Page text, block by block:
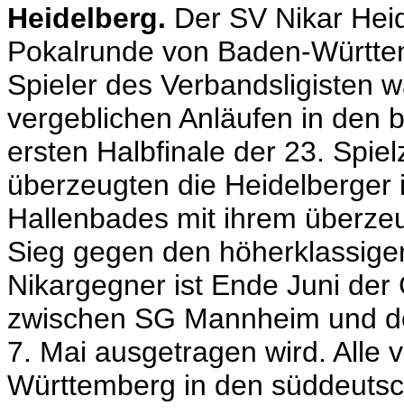
Heidelberg. Der SV Nikar
Pokalrunde von Baden-
Spieler des Verbandsligisten
vergeblichen Anläufen in den
ersten Halbfinale der 23.
überzeugten die
Hallenbades mit ihrem
Sieg gegen den
Nikargegner ist Ende Juni
zwischen SG Mannheim und
7. Mai ausgetragen wird. Alle
Württemberg in den